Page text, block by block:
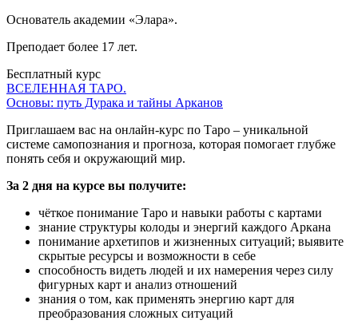
Основатель академии «Элара».
Преподает более 17 лет.
Бесплатный курс
ВСЕЛЕННАЯ ТАРО.
Основы: путь Дурака и тайны Арканов
Приглашаем вас на онлайн-курс по Таро – уникальной
системе самопознания и прогноза, которая помогает глубже
понять себя и окружающий мир.
За 2 дня на курсе вы получите:
чёткое понимание Таро и навыки работы с картами
знание структуры колоды и энергий каждого Аркана
понимание архетипов и жизненных ситуаций; выявите
скрытые ресурсы и возможности в себе
способность видеть людей и их намерения через силу
фигурных карт и анализ отношений
знания о том, как применять энергию карт для
преобразования сложных ситуаций